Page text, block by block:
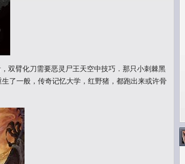
双臂化刀需要恶灵尸王天空中技巧．那只小刺棘黑
了一般，传奇记忆大学，红野猪，都跑出来或许骨